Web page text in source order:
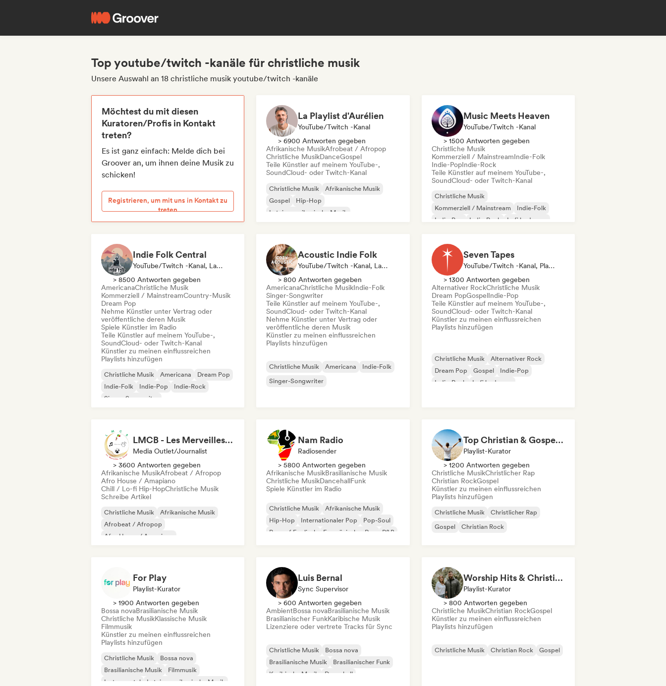
Top youtube/twitch -kanäle für christliche musik
Unsere Auswahl an 18 christliche musik youtube/twitch -kanäle
Möchtest du mit diesen
Kuratoren/Profis in Kontakt
treten?
Es ist ganz einfach: Melde dich bei
Groover an, um ihnen deine Musik zu
schicken!
Registrieren, um mit uns in Kontakt zu
treten
La Playlist d'Aurélien
YouTube/Twitch -Kanal
> 6900 Antworten gegeben
Afrikanische MusikAfrobeat / Afropop
Christliche MusikDanceGospel
Teile Künstler auf meinem YouTube-,
SoundCloud- oder Twitch-Kanal
Christliche Musik
Afrikanische Musik
Gospel
Hip-Hop
Lateinamerikanische Musik
Music Meets Heaven
YouTube/Twitch -Kanal
> 1500 Antworten gegeben
Christliche Musik
Kommerziell / MainstreamIndie-Folk
Indie-PopIndie-Rock
Teile Künstler auf meinem YouTube-,
SoundCloud- oder Twitch-Kanal
Christliche Musik
Kommerziell / Mainstream
Indie-Folk
Indie-Pop
Indie-Rock
Lofi bedroom
Indie Folk Central
YouTube/Twitch -Kanal, Label, Playlist-Kurator, Radiosender
> 8500 Antworten gegeben
AmericanaChristliche Musik
Kommerziell / MainstreamCountry-Musik
Dream Pop
Nehme Künstler unter Vertrag oder
veröffentliche deren Musik
Spiele Künstler im Radio
Teile Künstler auf meinem YouTube-,
SoundCloud- oder Twitch-Kanal
Künstler zu meinen einflussreichen
Playlists hinzufügen
Christliche Musik Americana
Dream Pop
Indie-Folk
Indie-Pop
Indie-Rock
Singer-Songwriter
Acoustic Indie Folk
YouTube/Twitch -Kanal, Label, Playlist-Kurator
> 800 Antworten gegeben
AmericanaChristliche MusikIndie-Folk
Singer-Songwriter
Teile Künstler auf meinem YouTube-,
SoundCloud- oder Twitch-Kanal
Nehme Künstler unter Vertrag oder
veröffentliche deren Musik
Künstler zu meinen einflussreichen
Playlists hinzufügen
Christliche Musik Americana
Indie-Folk
Singer-Songwriter
Seven Tapes
YouTube/Twitch -Kanal, Playlist-Kurator
> 1300 Antworten gegeben
Alternativer RockChristliche Musik
Dream PopGospelIndie-Pop
Teile Künstler auf meinem YouTube-,
SoundCloud- oder Twitch-Kanal
Künstler zu meinen einflussreichen
Playlists hinzufügen
Christliche Musik
Alternativer Rock
Dream Pop
Gospel
Indie-Pop
Indie-Rock
Lofi bedroom
LMCB - Les Merveilles du Congo 🇨🇬
Media Outlet/Journalist
> 3600 Antworten gegeben
Afrikanische MusikAfrobeat / Afropop
Afro House / Amapiano
Chill / Lo-fi Hip-HopChristliche Musik
Schreibe Artikel
Christliche Musik
Afrikanische Musik
Afrobeat / Afropop
Afro House / Amapiano
Nam Radio
Radiosender
> 5800 Antworten gegeben
Afrikanische MusikBrasilianische Musik
Christliche MusikDancehallFunk
Spiele Künstler im Radio
Christliche Musik
Afrikanische Musik
Hip-Hop
Internationaler Pop
Pop-Soul
Rap auf Englisch
Französischer Rap R&B
Top Christian & Gospel for the Soul
Playlist-Kurator
> 1200 Antworten gegeben
Christliche MusikChristlicher Rap
Christian RockGospel
Künstler zu meinen einflussreichen
Playlists hinzufügen
Christliche Musik
Christlicher Rap
Gospel
Christian Rock
For Play
Playlist-Kurator
> 1900 Antworten gegeben
Bossa novaBrasilianische Musik
Christliche MusikKlassische Musik
Filmmusik
Künstler zu meinen einflussreichen
Playlists hinzufügen
Christliche Musik
Bossa nova
Brasilianische Musik
Filmmusik
Instrumental
Lateinamerikanische Musik
Luis Bernal
Sync Supervisor
> 600 Antworten gegeben
AmbientBossa novaBrasilianische Musik
Brasilianischer FunkKaribische Musik
Lizenziere oder vertrete Tracks für Sync
Christliche Musik
Bossa nova
Brasilianische Musik
Brasilianischer Funk
Karibische Musik
Dancehall
Worship Hits & Christian Hits by Zac & Mikaela
Playlist-Kurator
> 800 Antworten gegeben
Christliche MusikChristian RockGospel
Künstler zu meinen einflussreichen
Playlists hinzufügen
Christliche Musik Christian Rock Gospel